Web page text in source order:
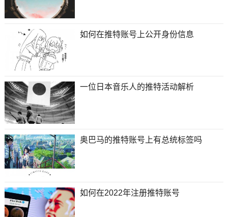
如何在推特账号上公开身份信息
一位日本音乐人的推特活动解析
奥巴马的推特账号上有总统标签吗
如何在2022年注册推特账号